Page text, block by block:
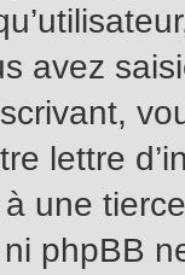
avez
lettre
une
ni phpBB